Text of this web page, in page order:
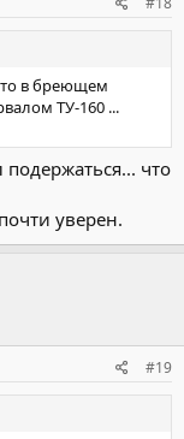
страже
в бреющем
ТУ-160 ...
подержаться... что
уверен.
#19